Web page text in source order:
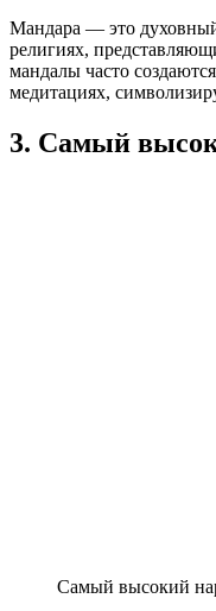
Мандара — это
религиях,
мандалы часто
медитациях,
3. Самый
Самый высокий